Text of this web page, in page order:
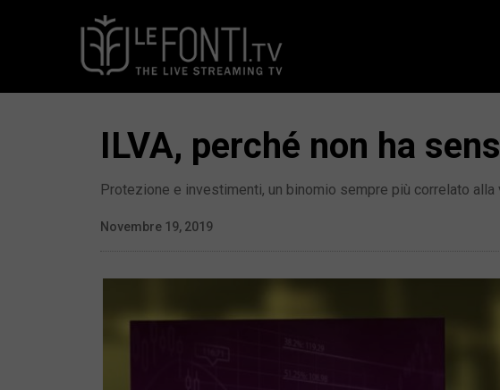
ILVA, perché non ha
Protezione e investimenti, un binomio sempre più correlato alla
Novembre 19, 2019